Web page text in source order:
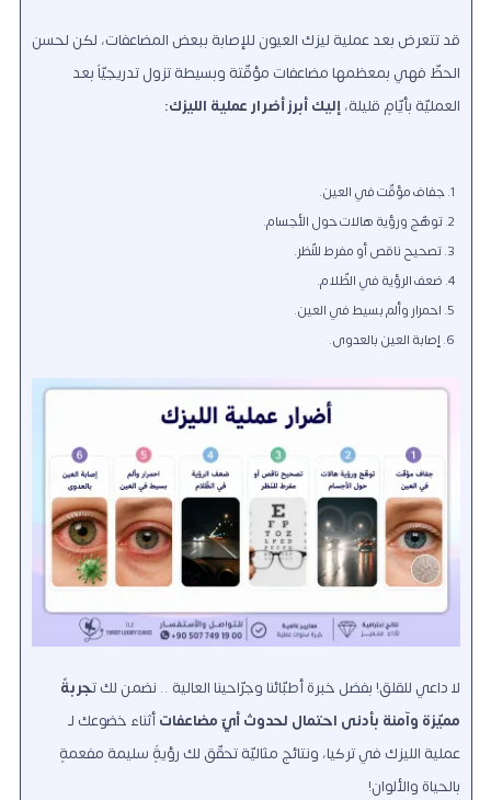
قد تتعرض بعد عملية ليزك العيون للإصابة ببعض المضاعفات، لكن لحسن
الحظّ فهي بمعظمها مضاعفات مؤقّتة وبسيطة تزول تدريجيّاً بعد
العمليّة بأيّامٍ قليلة،إليك أبرز أضرار عملية الليزك:
جفاف مؤقّت في العين.
توهّج ورؤية هالات حول الأجسام.
تصحيح ناقص أو مفرط للنّظر.
ضعف الرؤية في الظّلام.
احمرار وألم بسيط في العين.
إصابة العين بالعدوى.
لا داعي للقلق! بفضل خبرة أطبّائنا وجرّاحينا العالية .. نضمن لك تجربةً
مميّزة وآمنة بأدنى احتمال لحدوث أيّ مضاعفاتأثناء خضوعك لـ
عملية الليزك في تركيا، ونتائج مثاليّة تحقّق لك رؤيةًٍ سليمة مفعمةٍ
بالحياة والألوان!